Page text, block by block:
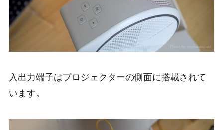
入出力端子はプロジェクターの側面に搭載されて
います。